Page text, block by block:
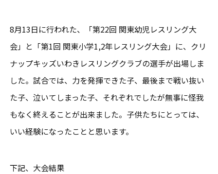
8月13日に行われた、「第22回 関東幼児レスリング大
会」と「第1回 関東小学1,2年レスリング大会」に、クリ
ナップキッズいわきレスリングクラブの選手が出場しま
した。試合では、力を発揮できた子、最後まで戦い抜い
た子、泣いてしまった子、それぞれでしたが無事に怪我
もなく終えることが出来ました。子供たちにとっては、
いい経験になったことと思います。
下記、大会結果